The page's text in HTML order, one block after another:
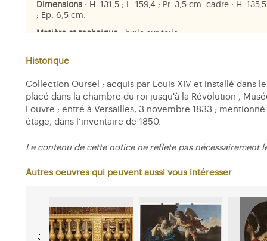
Dimensions : H. 131,5 ; L. 159,4 ; Pr. 3,5 cm. cadre : H.
; Ep. 6,5 cm.
Matière et technique : huile sur toile
Historique
Collection Oursel ; acquis par Louis XIV et installé dans
placé dans la chambre du roi jusqu'à la Révolution ;
Louvre ; entré à Versailles, 3 novembre 1833 ;
étage, dans l’inventaire de 1850.
Le contenu de cette notice ne reflète pas nécessairement
Autres oeuvres qui peuvent aussi vous intéresser